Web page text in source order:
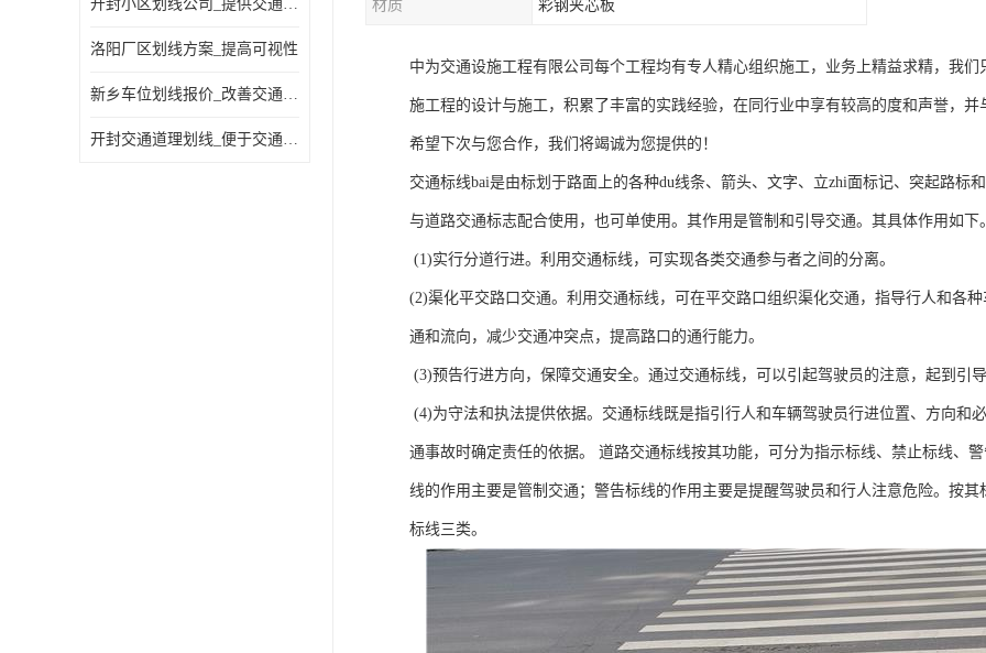
开封小区划线公司_提供交通信息
洛阳厂区划线方案_提高可视性
新乡车位划线报价_改善交通效率
开封交通道理划线_便于交通管理
材质 彩钢夹芯板
中为交通设施工程有限公司每个工程均有专人精心组织施工，业务上精益求精，我
施工程的设计与施工，积累了丰富的实践经验，在同行业中享有较高的度和声誉，
希望下次与您合作，我们将竭诚为您提供的！
交通标线bai是由标划于路面上的各种du线条、箭头、文字、立zhi面标记、突起路标
与道路交通标志配合使用，也可单使用。其作用是管制和引导交通。其具体作用如下
(1)实行分道行进。利用交通标线，可实现各类交通参与者之间的分离。
(2)渠化平交路口交通。利用交通标线，可在平交路口组织渠化交通，指导行人和各
通和流向，减少交通冲突点，提高路口的通行能力。
(3)预告行进方向，保障交通安全。通过交通标线，可以引起驾驶员的注意，起到引
(4)为守法和执法提供依据。交通标线既是指引行人和车辆驾驶员行进位置、方向和
通事故时确定责任的依据。 道路交通标线按其功能，可分为指示标线、禁止标线、
线的作用主要是管制交通；警告标线的作用主要是提醒驾驶员和行人注意危险。按
标线三类。